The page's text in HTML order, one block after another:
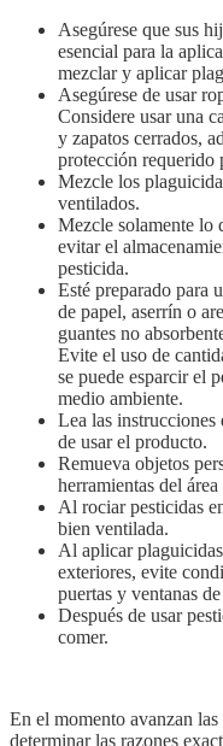
Asegúrese que sus
esencial para la
mezclar y aplicar
Asegúrese de usar
Considere usar una
y zapatos cerrados,
protección requerido
Mezcle los
ventilados.
Mezcle solamente lo
evitar el
pesticida.
Esté preparado para
de papel, aserrín o
guantes no
Evite el uso de
se puede esparcir el
medio ambiente.
Lea las instrucciones
de usar el producto.
Remueva objetos
herramientas del
Al rociar pesticidas
bien ventilada.
Al aplicar
exteriores, evite
puertas y ventanas de
Después de usar
comer.
En el momento avanzan
determinar las razones